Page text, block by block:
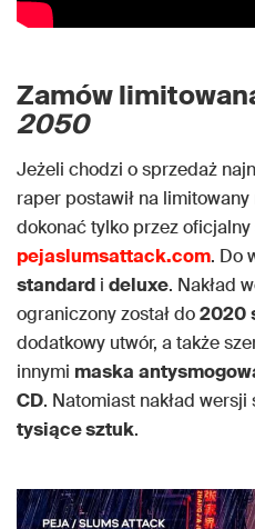
Zamów
2050
Jeżeli chodzi o sprzedaż
raper postawił na
dokonać tylko przez
pejaslumsattack.com. Do
standard i deluxe. Nakład
ograniczony został do2020
dodatkowy utwór, a także
innymi maska
CD. Natomiast nakład
tysiące sztuk.